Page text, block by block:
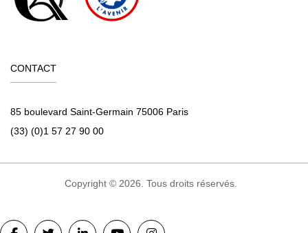
CONTACT
85 boulevard Saint-Germain 75006 Paris
(33) (0)1 57 27 90 00
Copyright © 2026. Tous droits réservés.